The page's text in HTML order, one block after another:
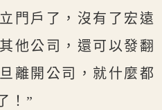
門戶了，沒有了宏遠
他公司，還可以發翻
離開公司，就什麼都
！”